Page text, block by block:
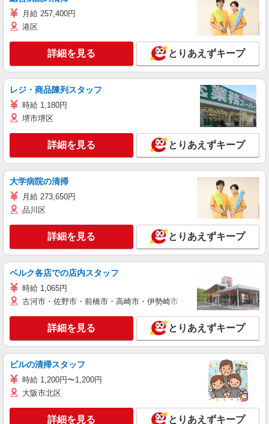
月給 257,400円
港区
詳細を見る とりあえずキープ
レジ・商品陳列スタッフ
時給 1,180円
堺市堺区
詳細を見る とりあえずキープ
大学病院の清掃
月給 273,650円
品川区
詳細を見る とりあえずキープ
ベルク各店での店内スタッフ
時給 1,065円
古河市・佐野市・前橋市・高崎市・伊勢崎市・太田市・館林市・藤
詳細を見る とりあえずキープ
ビルの清掃スタッフ
時給 1,200円〜1,200円
大阪市北区
詳細を見る とりあえずキープ